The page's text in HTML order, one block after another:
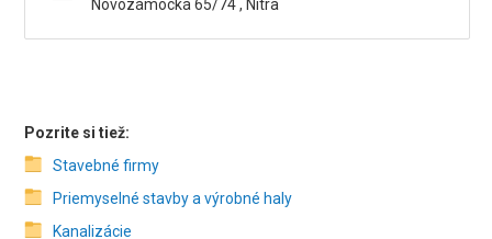
Novozámocká 65/74 , Nitra
Pozrite si tiež:
Stavebné firmy
Priemyselné stavby a výrobné haly
Kanalizácie